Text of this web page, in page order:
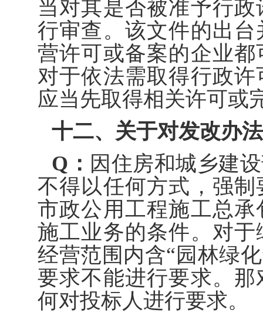
当对其是否被准予行
行审查。该文件的出
营许可或备案的企业
对于依法需取得行政
应当先取得相关许可或
十二、关于对发改办
Q： 因住房和城乡建
不得以任何方式，强
市政公用工程施工总
施工业务的条件。对
经营范围内含“园林绿
要求不能进行要求。
何对投标人进行要求。